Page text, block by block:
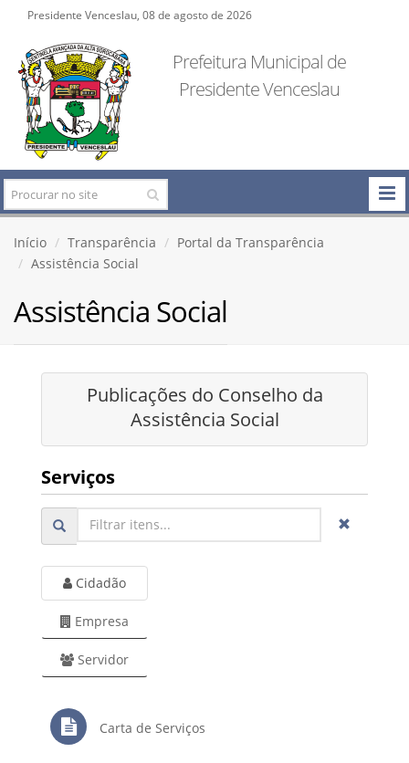
Presidente Venceslau, 08 de agosto de 2026
Prefeitura Municipal de
Presidente Venceslau
Início Transparência
Portal da Transparência
Assistência Social
Assistência Social
Publicações do Conselho da
Assistência Social
Serviços
Cidadão
Empresa
Servidor
Carta de Serviços